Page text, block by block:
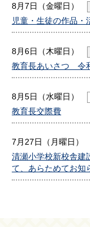
8月7日（金曜日）
児童・生徒の作品・
8月6日（木曜日）
教育長あいさつ 令
8月5日（水曜日）
教育長交際費
7月27日（月曜日）
清瀬小学校新校舎建
て、あらためてお知